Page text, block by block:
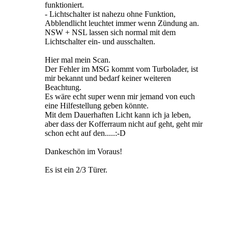
funktioniert.
- Lichtschalter ist nahezu ohne Funktion,
Abblendlicht leuchtet immer wenn Zündung an.
NSW + NSL lassen sich normal mit dem
Lichtschalter ein- und ausschalten.
Hier mal mein Scan.
Der Fehler im MSG kommt vom Turbolader, ist
mir bekannt und bedarf keiner weiteren
Beachtung.
Es wäre echt super wenn mir jemand von euch
eine Hilfestellung geben könnte.
Mit dem Dauerhaften Licht kann ich ja leben,
aber dass der Kofferraum nicht auf geht, geht mir
schon echt auf den.....:-D
Dankeschön im Voraus!
Es ist ein 2/3 Türer.